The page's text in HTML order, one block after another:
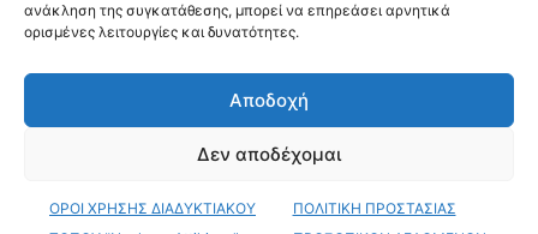
ανάκληση της συγκατάθεσης, μπορεί να επηρεάσει αρνητικά
ορισμένες λειτουργίες και δυνατότητες.
Αποδοχή
Δεν αποδέχομαι
ΟΡΟΙ ΧΡΗΣΗΣ ΔΙΑΔΥΚΤΙΑΚΟΥ
ΠΟΛΙΤΙΚΗ ΠΡΟΣΤΑΣΙΑΣ
Videos Όροι Χρήσης
© Copyright 2026 ΝΕΟΛΟΓΟΣ ΑΤΤΙΚΗΣ • All Rights Reserved •